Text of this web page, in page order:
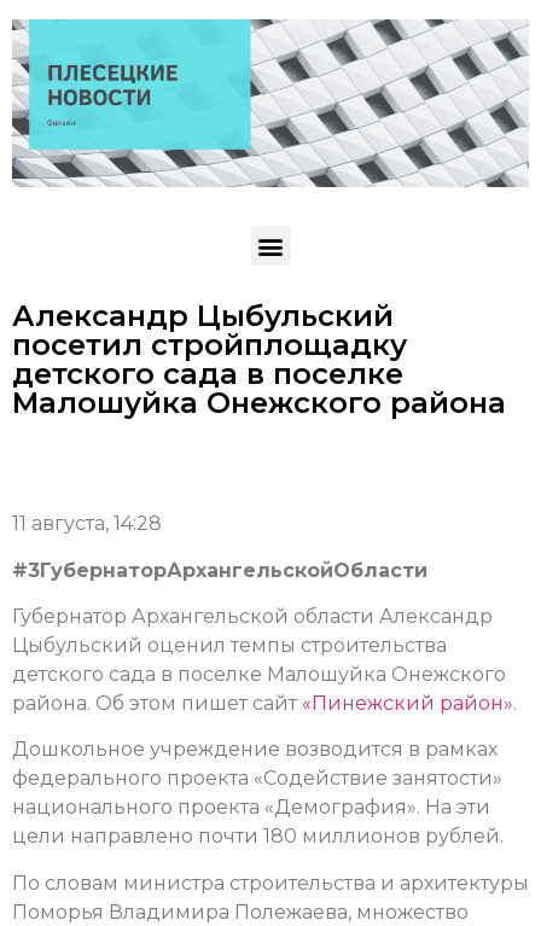
Александр Цыбульский
посетил стройплощадку
детского сада в поселке
Малошуйка Онежского района
11 августа, 14:28
#3ГубернаторАрхангельскойОбласти
Губернатор Архангельской области Александр
Цыбульский оценил темпы строительства
детского сада в поселке Малошуйка Онежского
района. Об этом пишет сайт «Пинежский район».
Дошкольное учреждение возводится в рамках
федерального проекта «Содействие занятости»
национального проекта «Демография». На эти
цели направлено почти 180 миллионов рублей.
По словам министра строительства и архитектуры
Поморья Владимира Полежаева, множество